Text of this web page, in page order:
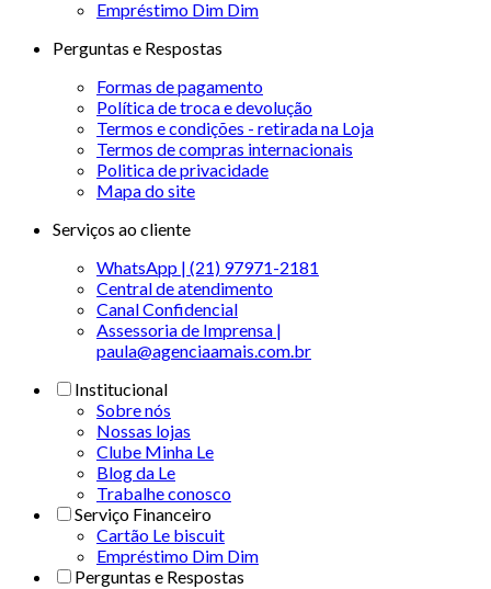
Empréstimo Dim Dim
Perguntas e Respostas
Formas de pagamento
Política de troca e devolução
Termos e condições - retirada na Loja
Termos de compras internacionais
Politica de privacidade
Mapa do site
Serviços ao cliente
WhatsApp | (21) 97971-2181
Central de atendimento
Canal Confidencial
Assessoria de Imprensa |
paula@agenciaamais.com.br
Institucional
Sobre nós
Nossas lojas
Clube Minha Le
Blog da Le
Trabalhe conosco
Serviço Financeiro
Cartão Le biscuit
Empréstimo Dim Dim
Perguntas e Respostas